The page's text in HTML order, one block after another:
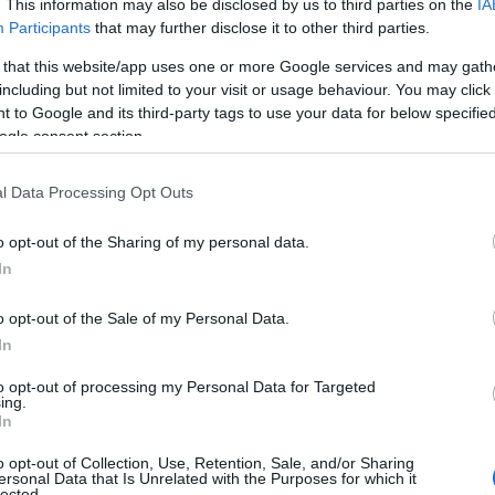
This information may also be disclosed by us to third parties on the
Participants that may further disclose it to other third parties.
that this website/app uses one or more Google services and may
but not limited to your visit or usage behaviour. You may
to Google and its third-party tags to use your data for below
consent section.
Data Processing Opt Outs
opt-out of the Sharing of my personal data.
opt-out of the Sale of my Personal Data.
opt-out of processing my Personal Data for Targeted
opt-out of Collection, Use, Retention, Sale, and/or Sharing
Data that Is Unrelated with the Purposes for which it